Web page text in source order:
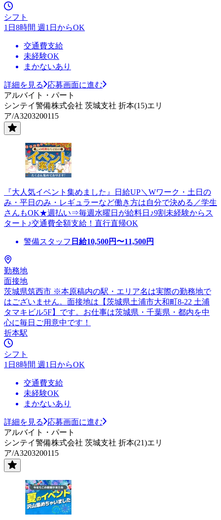
シフト
1日8時間 週1日からOK
交通費支給
未経験OK
まかないあり
詳細を見る
応募画面に進む
アルバイト・パート
シンテイ警備株式会社 茨城支社 折本(15)エリ
ア/A3203200115
『大人気イベント集めました』日給UP＼Wワーク・土日の
み・平日のみ・レギュラーなど働き方は自分で決める／学生
さんもOK★週払い⇒毎週水曜日が給料日♪9割未経験からス
タート♪交通費全額支給！直行直帰OK
警備スタッフ 日給10,500円〜11,500円
勤務地
面接地
茨城県筑西市 ※本原稿内の駅・エリア名は実際の勤務地で
はございません。面接地は【茨城県土浦市大和町8-22 土浦
タマキビル5F】です。お仕事は茨城県・千葉県・都内を中
心に毎日ご用意中です！
折本駅
シフト
1日8時間 週1日からOK
交通費支給
未経験OK
まかないあり
詳細を見る
応募画面に進む
アルバイト・パート
シンテイ警備株式会社 茨城支社 折本(21)エリ
ア/A3203200115